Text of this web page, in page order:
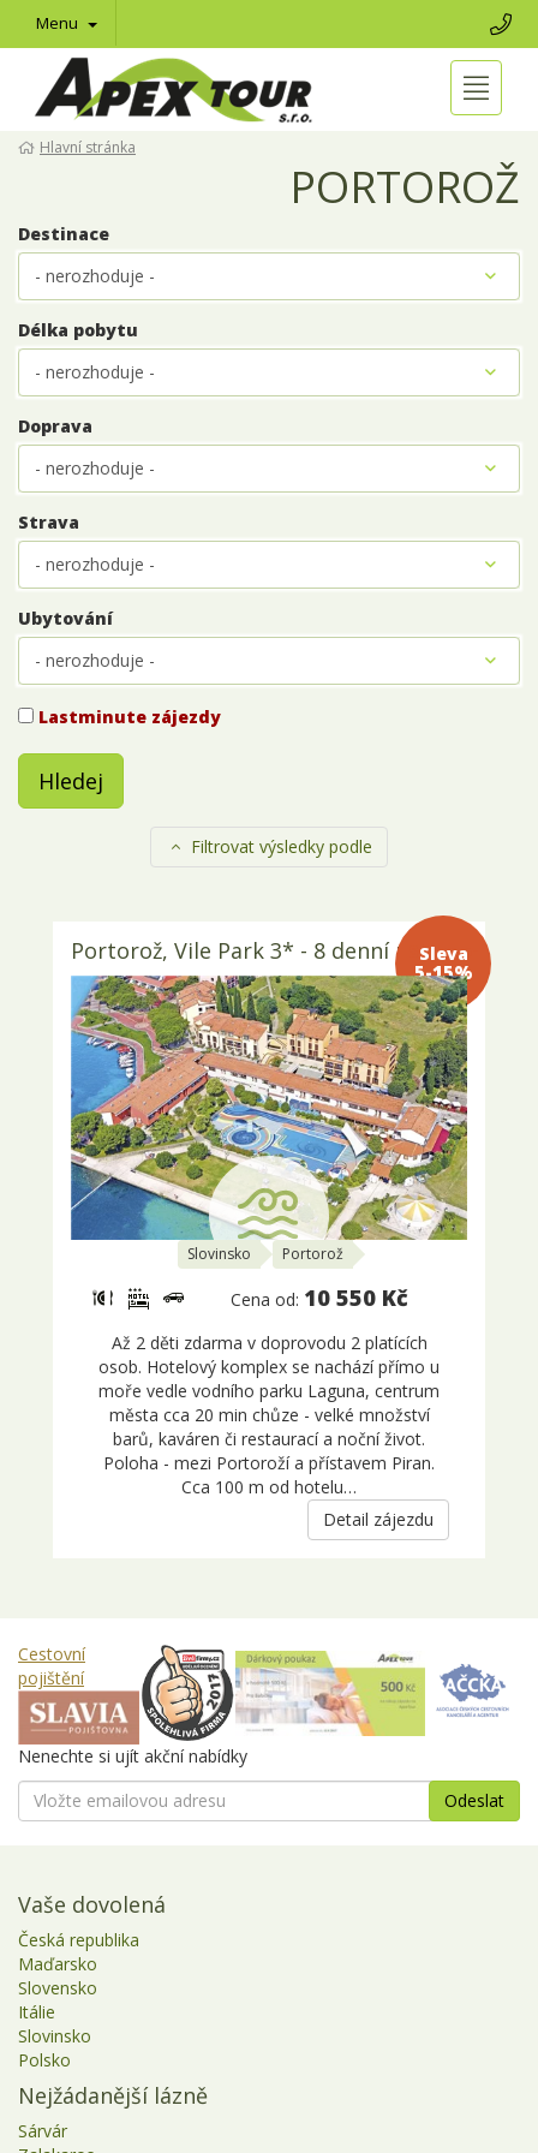
Menu
Hlavní stránka
PORTOROŽ
Destinace
Délka pobytu
Doprava
Strava
Ubytování
Lastminute zájezdy
Hledej
Filtrovat výsledky podle
Sleva 5-
15%
Portorož, Vile Park 3* - 8 denní pobyt
Slovinsko Portorož
Cena od: 10 550 Kč
Až 2 děti zdarma v doprovodu 2 platících
osob. Hotelový komplex se nachází přímo u
moře vedle vodního parku Laguna, centrum
města cca 20 min chůze - velké množství
barů, kaváren či restaurací a noční život.
Poloha - mezi Portoroží a přístavem Piran.
Cca 100 m od hotelu…
Detail zájezdu
Cestovní
pojištění
Nenechte si ujít akční nabídky
Vaše dovolená
Česká republika
Maďarsko
Slovensko
Itálie
Slovinsko
Polsko
Nejžádanější lázně
Sárvár